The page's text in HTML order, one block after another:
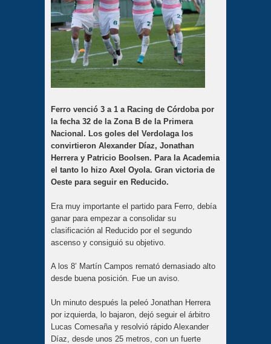
Ferro venció 3 a 1 a Racing de Córdoba por
la fecha 32 de la Zona B de la Primera
Nacional. Los goles del Verdolaga los
convirtieron Alexander Díaz, Jonathan
Herrera y Patricio Boolsen. Para la Academia
el tanto lo hizo Axel Oyola. Gran victoria de
Oeste para seguir en Reducido.
Era muy importante el partido para Ferro, debía
ganar para empezar a consolidar su
clasificación al Reducido por el segundo
ascenso y consiguió su objetivo.
A los 8’ Martín Campos remató demasiado alto
desde buena posición. Fue un aviso.
Un minuto después la peleó Jonathan Herrera
por izquierda, lo bajaron, dejó seguir el árbitro
Lucas Comesaña y resolvió rápido Alexander
Díaz, desde unos 25 metros, con un fuerte